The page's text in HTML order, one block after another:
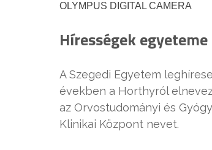
OLYMPUS DIGITAL CAMERA
Hírességek egyeteme
A Szegedi Egyetem
években a Horthyról
az Orvostudományi és
Klinikai Központ nevet.